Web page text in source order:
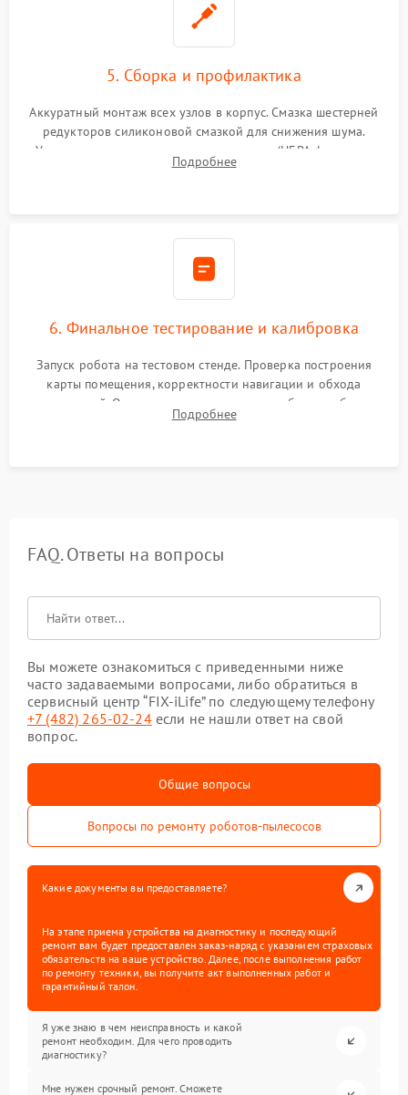
5. Сборка и профилактика
Аккуратный монтаж всех узлов в корпус. Смазка шестерней
редукторов силиконовой смазкой для снижения шума.
Установка новых расходных материалов (HEPA-фильтров,
микрофибры, щеток). Надежная фиксация разъемов и
Подробнее
6. Финальное тестирование и калибровка
Запуск робота на тестовом стенде. Проверка построения
карты помещения, корректности навигации и обхода
препятствий. Оценка силы всасывания и работы турбины.
Тестирование автоматического возврата на док-станцию и
Подробнее
FAQ. Ответы на вопросы
Вы можете ознакомиться с приведенными ниже
часто задаваемыми вопросами, либо обратиться в
сервисный центр “FIX-iLife” по следующему телефону
+7 (482) 265-02-24если не нашли ответ на свой
вопрос.
Общие вопросы
Вопросы по ремонту роботов-пылесосов
Какие документы вы предоставляете?
На этапе приема устройства на диагностику и последующий
ремонт вам будет предоставлен заказ-наряд с указанием страховых
обязательств на ваше устройство. Далее, после выполнения работ
по ремонту техники, вы получите акт выполненных работ и
гарантийный талон.
Я уже знаю в чем неисправность и какой
ремонт необходим. Для чего проводить
диагностику?
Мне нужен срочный ремонт. Сможете